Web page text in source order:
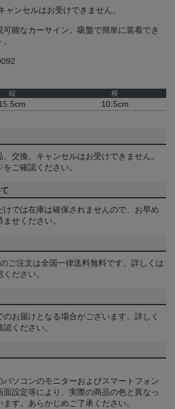
ンセルはお受けできません。
能なカーサイン。吸盤で簡単に装着でき
縦 横
10.5cm
交換、キャンセルはお受けできません。
をご確認ください。
けでは在庫は確保されませんので、お早め
せください。
ご注文は全国一律送料無料です。詳しくは
ください。
お届けとなる場合がございます。詳しく
認ください。
ソコンのモニターおよびスマートフォン
設定等により、実際の商品の色と異なっ
す。あらかじめご了承ください。